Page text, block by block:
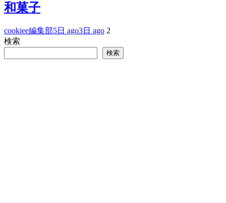
和菓子
cookiee編集部5日 ago3日 ago 2
検索
検索